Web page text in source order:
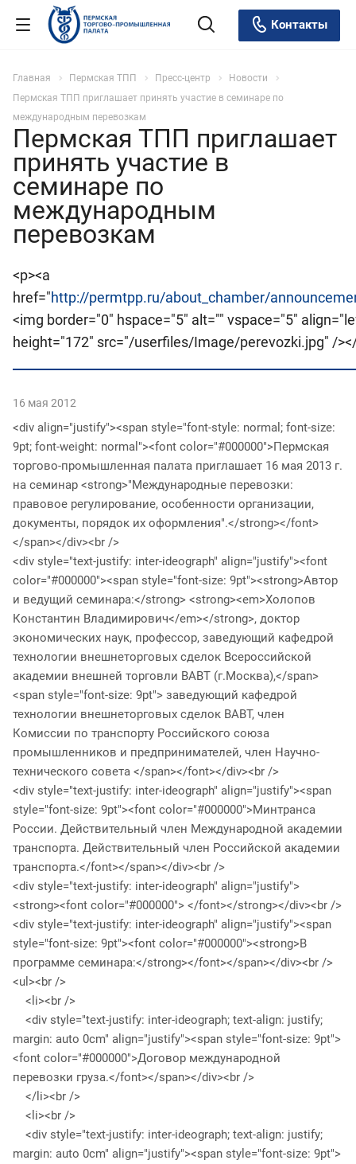
Контакты
Главная Пермская ТПП Пресс-центр
Новости
Пермская ТПП приглашает принять участие в семинаре по
международным перевозкам
Пермская ТПП приглашает
принять участие в
семинаре по
международным
перевозкам
<p><a
href="http://permtpp.ru/about_chamber/
<img border="0" hspace="5" alt="" vspace="5"
height="172" src="/userfiles/Image/perevozki.jpg" /
16 мая 2012
<div align="justify"><span style="font-style: normal; font-size:
9pt; font-weight: normal"><font color="#000000">Пермская
торгово-промышленная палата приглашает 16 мая 2013 г.
на семинар <strong>"Международные перевозки:
правовое регулирование, особенности организации,
документы, порядок их оформления".</strong></font>
</span></div><br />
<div style="text-justify: inter-ideograph" align="justify"><font
color="#000000"><span style="font-size: 9pt"><strong>Автор
и ведущий семинара:</strong> <strong><em>Холопов
Константин Владимирович</em></strong>, доктор
экономических наук, профессор, заведующий кафедрой
технологии внешнеторговых сделок Всероссийской
академии внешней торговли ВАВТ (г.Москва),</span>
<span style="font-size: 9pt"> заведующий кафедрой
технологии внешнеторговых сделок ВАВТ, член
Комиссии по транспорту Российского союза
промышленников и предпринимателей, член Научно-
технического совета </span></font></div><br />
<div style="text-justify: inter-ideograph" align="justify"><span
style="font-size: 9pt"><font color="#000000">Минтранса
России. Действительный член Международной академии
транспорта. Действительный член Российской академии
транспорта.</font></span></div><br />
<div style="text-justify: inter-ideograph" align="justify">
<strong><font color="#000000"> </font></strong></div><br />
<div style="text-justify: inter-ideograph" align="justify"><span
style="font-size: 9pt"><font color="#000000"><strong>В
программе семинара:</strong></font></span></div><br />
<ul><br />
<li><br />
<div style="text-justify: inter-ideograph; text-align: justify;
margin: auto 0cm" align="justify"><span style="font-size: 9pt">
<font color="#000000">Договор международной
перевозки груза.</font></span></div><br />
</li><br />
<li><br />
<div style="text-justify: inter-ideograph; text-align: justify;
margin: auto 0cm" align="justify"><span style="font-size: 9pt">